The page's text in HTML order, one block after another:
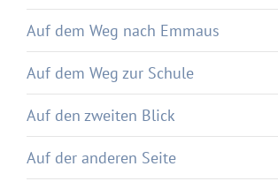
Auf dem Weg nach Emmaus
Auf dem Weg zur Schule
Auf den zweiten Blick
Auf der anderen Seite